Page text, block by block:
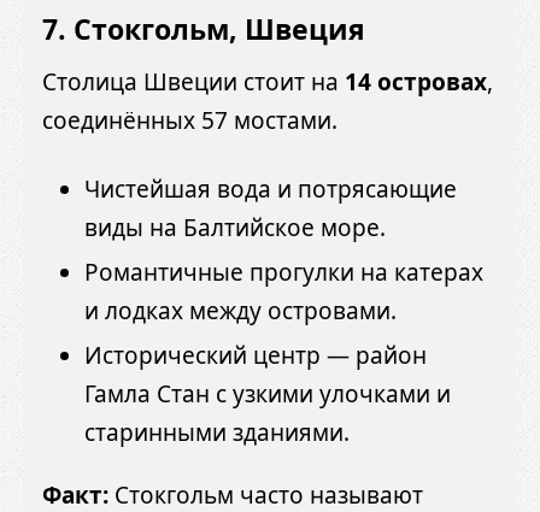
7. Стокгольм, Швеция
Столица Швеции стоит на 14 островах,
соединённых 57 мостами.
Чистейшая вода и потрясающие
виды на Балтийское море.
Романтичные прогулки на катерах
и лодках между островами.
Исторический центр — район
Гамла Стан с узкими улочками и
старинными зданиями.
Факт: Стокгольм часто называют